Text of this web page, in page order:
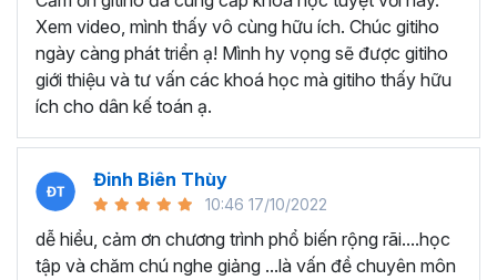
Học nhanh nhưng nhớ lâu bởi luôn có các bài tập
thực hành kèm với lý thuyết.
Các video bài giảng được xây dựng dựa trên các
chủ đề cụ thể, đồng thời chú trọng tối đa đến tính
ứng dụng cao. Đặc biệt, bộ videocác thủ thuật
khác, phù hợp với tất cả mọi đối tượng muốn tỏa
sáng nơi công sở với thủ thuật Excel nâng cao thông
minh và tạo kết quả bất ngờ trong công việc.
Bạn sẽ tự tin xử lý được mọi việc trên các công cụ
Xem video, mình thấy vô cùng hữu ích. Chúc gitiho
ngày càng phát triển ạ! Mình hy vọng sẽ được gitiho
giới thiệu và tư vấn các khoá học mà gitiho thấy hữu
ích cho dân kế toán ạ.
Đinh Biên Thùy
10:46 17/10/2022
dễ hiểu, cảm ơn chương trình phổ biến rộng rãi....học
tập và chăm chú nghe giảng ...là vấn đề chuyên môn